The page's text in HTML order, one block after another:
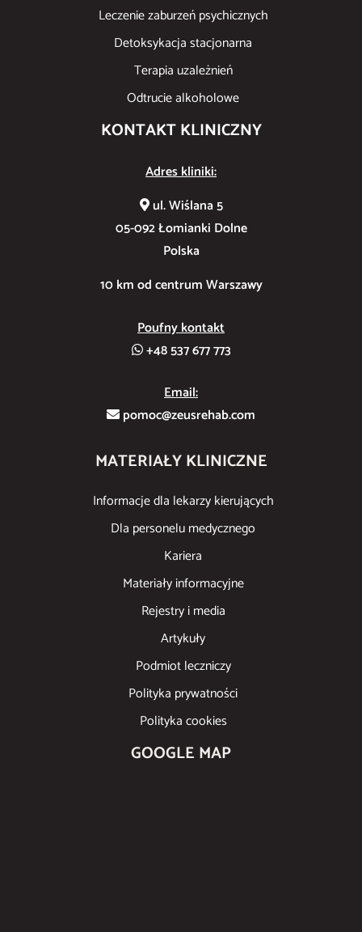
Leczenie zaburzeń psychicznych
Detoksykacja stacjonarna
Terapia uzależnień
Odtrucie alkoholowe
KONTAKT KLINICZNY
Adres kliniki:
ul. Wiślana 5
05-092 Łomianki Dolne
Polska
10 km od centrum Warszawy
Poufny kontakt
+48 537 677 773
Email:
pomoc@zeusrehab.com
MATERIAŁY KLINICZNE
Informacje dla lekarzy kierujących
Dla personelu medycznego
Kariera
Materiały informacyjne
Rejestry i media
Artykuły
Podmiot leczniczy
Polityka prywatności
Polityka cookies
GOOGLE MAP